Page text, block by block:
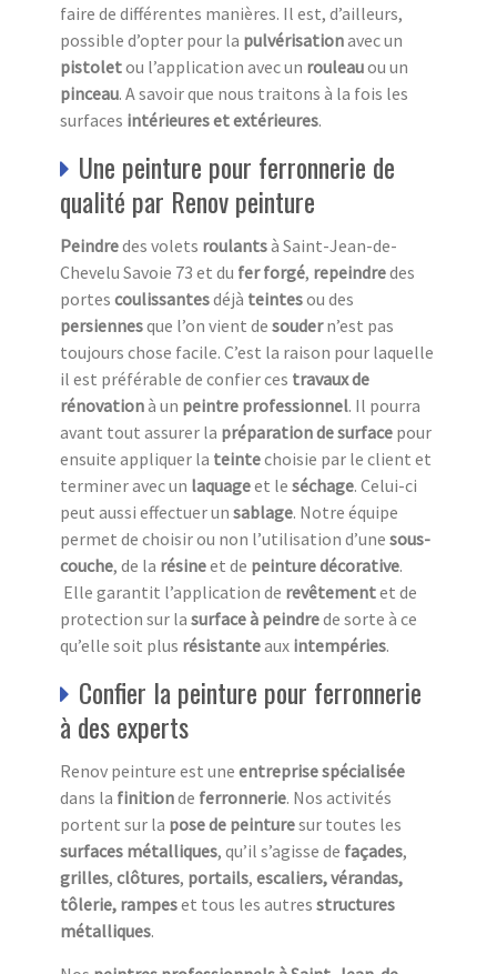
faire de différentes manières. Il est, d’ailleurs,
possible d’opter pour la pulvérisationavec un
pistoletou l’application avec un rouleauou un
pinceau. A savoir que nous traitons à la fois les
surfaces intérieures et extérieures.
Une peinture pour ferronnerie de
qualité par Renov peinture
Peindredes volets roulantsà Saint-Jean-de-
Chevelu Savoie 73 et du fer forgé, repeindredes
portes coulissantesdéjà teintesou des
persiennesque l’on vient de soudern’est pas
toujours chose facile. C’est la raison pour laquelle
il est préférable de confier ces travaux de
rénovationà un peintre professionnel. Il pourra
avant tout assurer la préparation de surface pour
ensuite appliquer la teintechoisie par le client et
terminer avec un laquageet le séchage. Celui-ci
peut aussi effectuer un sablage. Notre équipe
permet de choisir ou non l’utilisation d’une sous-
couche, de la résineet de peinture décorative.
Elle garantit l’application de revêtementet de
protection sur la surface à peindrede sorte à ce
qu’elle soit plus résistanteaux intempéries.
Confier la peinture pour ferronnerie
à des experts
Renov peinture est une entreprise spécialisée
dans la finitionde ferronnerie. Nos activités
portent sur la pose de peinturesur toutes les
surfaces métalliques, qu’il s’agisse de façades,
grilles, clôtures, portails, escaliers,vérandas,
tôlerie, rampeset tous les autres structures
métalliques.